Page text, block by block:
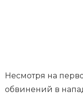
Несмотря на
обвинений в